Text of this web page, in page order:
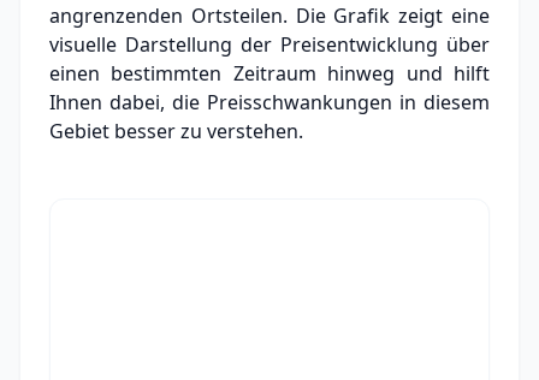
angrenzenden Ortsteilen. Die Grafik zeigt eine
visuelle Darstellung der Preisentwicklung über
einen bestimmten Zeitraum hinweg und hilft
Ihnen dabei, die Preisschwankungen in diesem
Gebiet besser zu verstehen.